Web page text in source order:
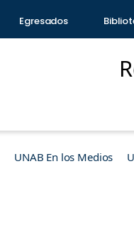
Egresados
UNAB En los Medios